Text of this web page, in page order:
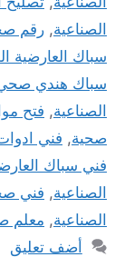
الصناعية, رقم
سباك العارضية
سباك هندي صحي
الصناعية, فتح
صحية, فني
فني سباك
الصناعية, فني
الصناعية, معلم
أضف تعليق